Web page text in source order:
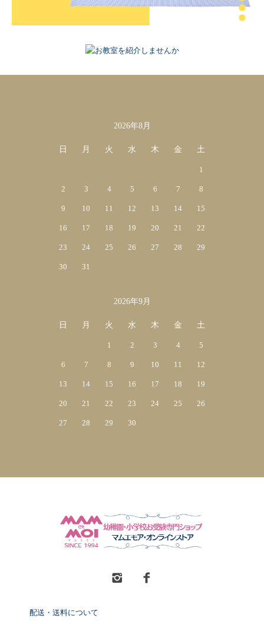
2026年8月
日 月 火 水 木 金 土
1
2 3 4 5 6 7 8
9 10 11 12 13 14 15
16 17 18 19 20 21 22
23 24 25 26 27 28 29
30 31
2026年9月
日 月 火 水 木 金 土
1 2 3 4 5
6 7 8 9 10 11 12
13 14 15 16 17 18 19
20 21 22 23 24 25 26
27 28 29 30
配送・送料について